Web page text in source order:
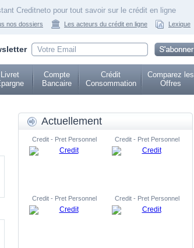
Creditneto pour tout savoir sur le crédit en ligne
nos dossiers Les acteurs du crédit en ligne Lexique
Livret
Compte
Bancaire
Crédit
Consommation
Comparez les
Offres
Actuellement
Credit - Pret Personnel Credit - Pret Personnel
Credit - Pret Personnel Credit - Pret Personnel